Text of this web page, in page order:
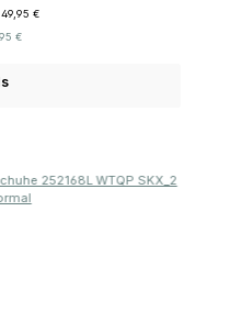
Regulärer Preis:
49,95 €
€